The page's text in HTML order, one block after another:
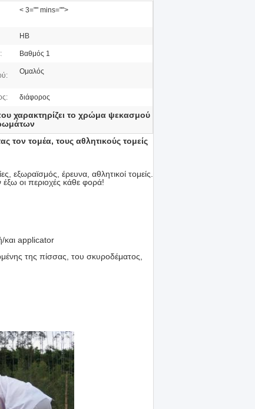
< 3="" mins="">
HB
Βαθμός 1
Ομαλός
διάφορος
χαρακτηρίζει το χρώμα ψεκασμού
τον τομέα, τους αθλητικούς τομείς
εξωραϊσμός, έρευνα, αθλητικοί τομείς.
οι περιοχές κάθε φορά!
και applicator
της πίσσας, του σκυροδέματος,